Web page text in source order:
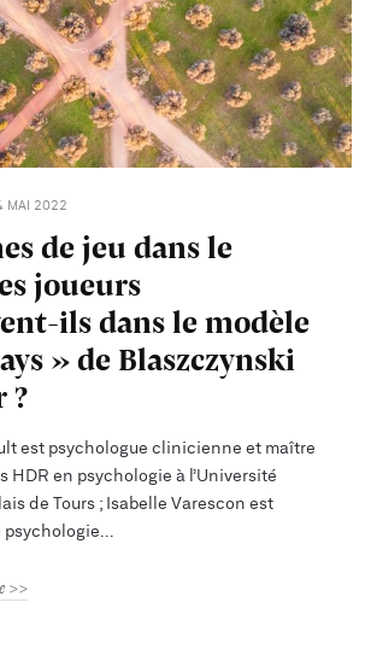
MAI 2022
de jeu dans le
joueurs
ils dans le modèle
» de Blaszczynski
?
est psychologue clinicienne et maître
HDR en psychologie à l’Université
de Tours ; Isabelle Varescon est
psychologie